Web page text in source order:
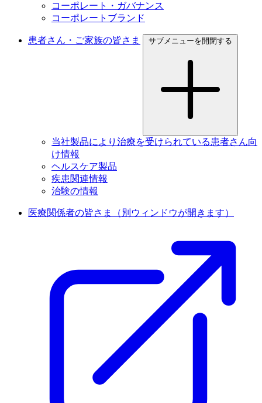
コーポレート・ガバナンス
コーポレートブランド
患者さん・ご家族の皆さま サブメニューを開閉する
当社製品により治療を受けられている患者さん向
け情報
ヘルスケア製品
疾患関連情報
治験の情報
医療関係者の皆さま （別ウィンドウが開きます）